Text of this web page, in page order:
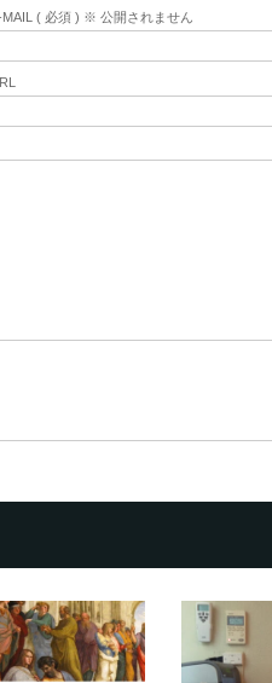
MAIL ( 必須 ) ※ 公開されません